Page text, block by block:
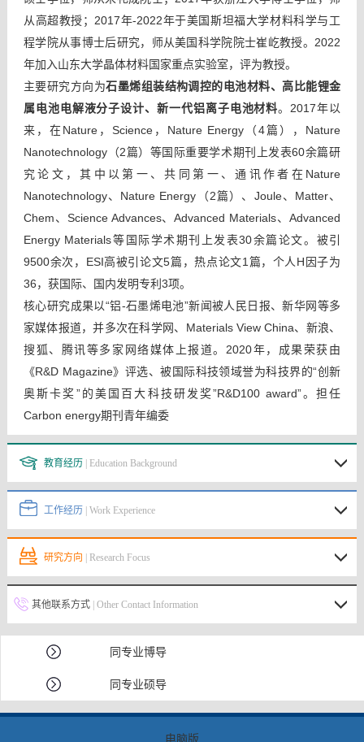
从高超教授；2017年-2022年于美国斯坦福大学材料科学与工
程学院从事博士后研究，师从美国科学院院士崔屹教授。2022
年加入山东大学晶体材料国家重点实验室，评为教授。
主要研究方向为石墨烯组装结构调控的电池材料、高比能锂金
属电池电解液分子设计、新一代铝离子电池材料。2017年以
来，在Nature，Science，Nature Energy（4篇），Nature
Nanotechnology（2篇）等国际重要学术期刊上发表60余篇研
究论文，其中以第一、共同第一、通讯作者在Nature
Nanotechnology、Nature Energy（2篇）、Joule、Matter、
Chem、Science Advances、Advanced Materials、Advanced
Energy Materials等 国际学术期刊
上发表30余篇论文。被引
9500余次，ESI高被引论文5篇，热点论文1篇，个人H因子为
36，获国际、国内发明专利3项。
核心研究成果以“铝-石墨烯电池”新闻被人民日报、新华网等多
家媒体报道，并多次在科学网、Materials View China、新浪、
搜狐、腾讯等多家网络媒体上报道。2020年，成果荣获由
《R&D Magazine》评选、被国际科技领域誉为科技界的“创新
奥斯卡奖”的美国百大科技研发奖”R&D100 award”。担任
Carbon energy期刊青年编委
教育经历 | Education Background
工作经历 | Work Experience
研究方向 | Research Focus
其他联系方式| Other Contact Information
同专业博导
同专业硕导
电脑版